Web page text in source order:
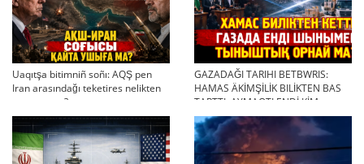
Uaqıtşa bitimniñ soñı: AQŞ pen
Iran arasındağı teketires nelikten
qayta uşıqtı?
GAZADAĞI TARIHI BETBWRIS:
HAMAS ÄKİMŞİLİK BILİKTEN BAS
TARTTI. AYMAQTI ENDİ KİM
BASQARADI?